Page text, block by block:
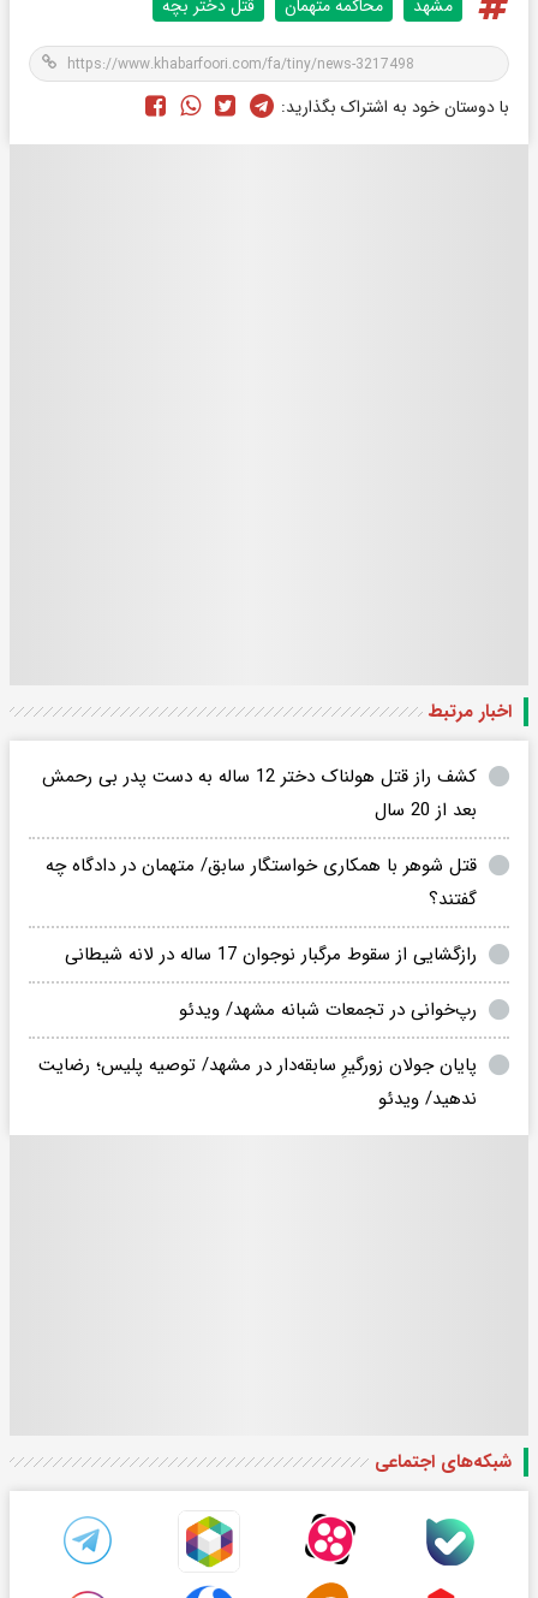
مشهد محاکمه متهمان قتل دختر بچه
با دوستان خود به اشتراک بگذارید:
اخبار مرتبط
کشف راز قتل هولناک دختر 12 ساله به دست پدر بی رحمش
بعد از 20 سال
قتل شوهر با همکاری خواستگار سابق/ متهمان در دادگاه چه
گفتند؟
رازگشایی از سقوط مرگبار نوجوان 17 ساله در لانه شیطانی
رپ‌خوانی در تجمعات شبانه مشهد/ ویدئو
پایان جولان زورگیرِ سابقه‌دار در مشهد/ توصیه پلیس؛ رضایت
ندهید/ ویدئو
شبکه‌های اجتماعی